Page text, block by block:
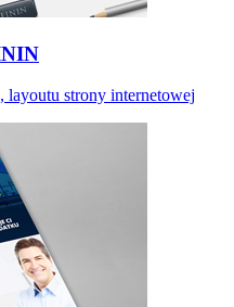
strony internetowej